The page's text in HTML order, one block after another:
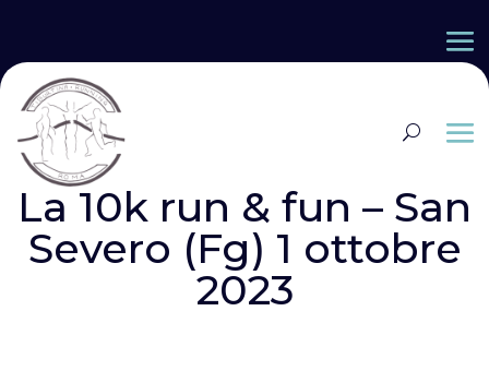
La 10k run & fun – San
Severo (Fg) 1 ottobre
2023